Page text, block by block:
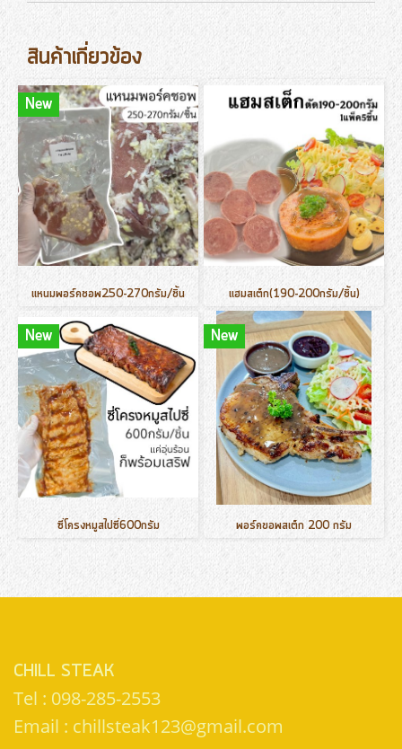
สินค้าเกี่ยวข้อง
New
แหนมพอร์คชอพ250-270กรัม/ชิ้น แฮมสเต็ก(190-200กรัม/ชิ้น)
New
ซี่โครงหมูสไปซี่600กรัม
New
พอร์คขอพสเต็ก 200 กรัม
CHILL STEAK
Tel : 098-285-2553
Email : chillsteak123@gmail.com